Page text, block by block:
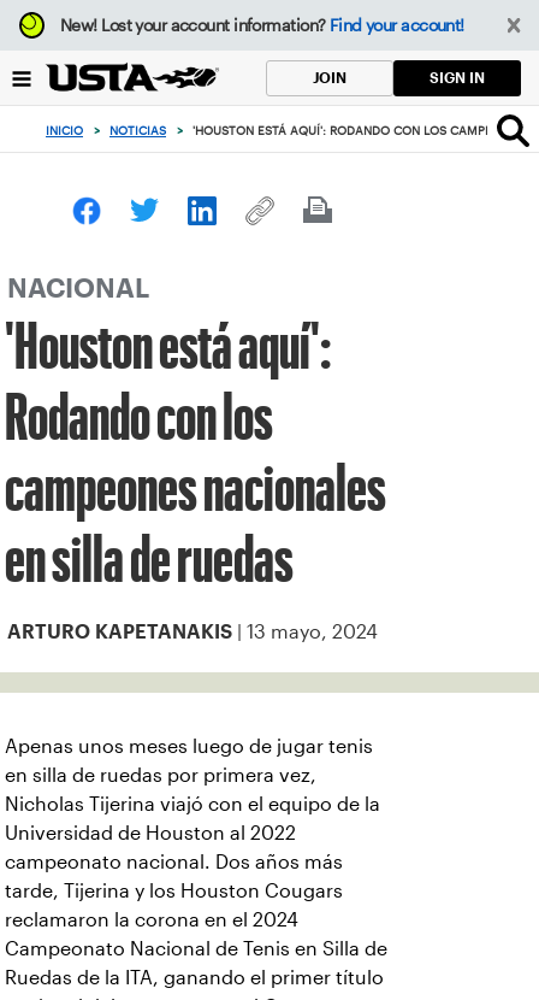
Enfoque
desde
botón
volver
principio
New!Lost your account information? Find your account!
JOIN SIGN IN
INICIO > NOTICIAS > 'HOUSTON ESTÁ AQUÍ': RODANDO CON LOS CAMPEONES
NACIONAL
'Houston está aquí':
Rodando con los
campeones nacionales
en silla de ruedas
ARTURO KAPETANAKIS | 13 mayo, 2024
Apenas unos meses luego de jugar tenis
en silla de ruedas por primera vez,
Nicholas Tijerina viajó con el equipo de la
Universidad de Houston al 2022
campeonato nacional. Dos años más
tarde, Tijerina y los Houston Cougars
reclamaron la corona en el 2024
Campeonato Nacional de Tenis en Silla de
Ruedas de la ITA, ganando el primer título